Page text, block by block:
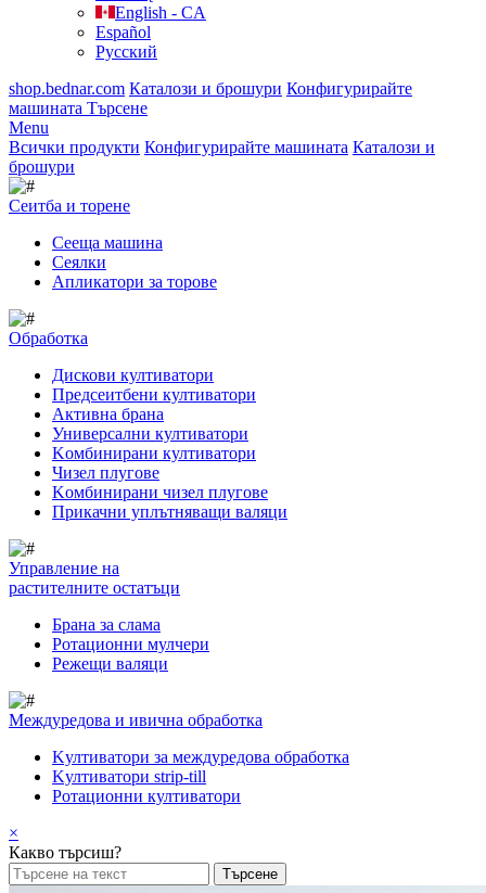
English - CA
Español
Русский
shop.bednar.com Каталози и брошури Конфигурирайте
машината Търсене
Menu
Всички продукти Конфигурирайте машината Каталози и
брошури
Сеитба и торене
Cееща машина
Cеялки
Апликатори за торове
Обработка
Дискови култиватори
Предсеитбени култиватори
Активна брана
Универсални култиватори
Kомбинирани култиватори
Чизел плугове
Kомбинирани чизел плугове
Прикачни уплътняващи валяци
Управление на
растителните остатъци
Брана за слама
Pотационни мулчери
Режещи валяци
Междуредова и ивична обработка
Kултиватори за междуредова обработка
Kултиватори strip-till
Ротационни култиватори
×
Какво търсиш?